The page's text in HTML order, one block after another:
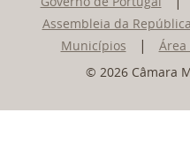
Assembleia da República
Municípios
|
© 2026 Câmara